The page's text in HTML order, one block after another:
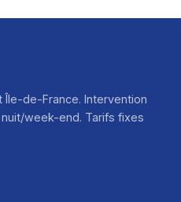
de-France. Intervention
week-end. Tarifs fixes